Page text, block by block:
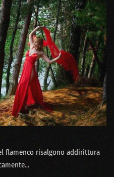
flamenco risalgono addirittura